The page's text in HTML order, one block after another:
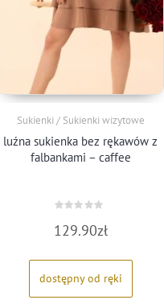
Sukienki / Sukienki wizytowe
luźna sukienka bez rękawów z
falbankami – caffee
0
na
129.90zł
dostępny od ręki